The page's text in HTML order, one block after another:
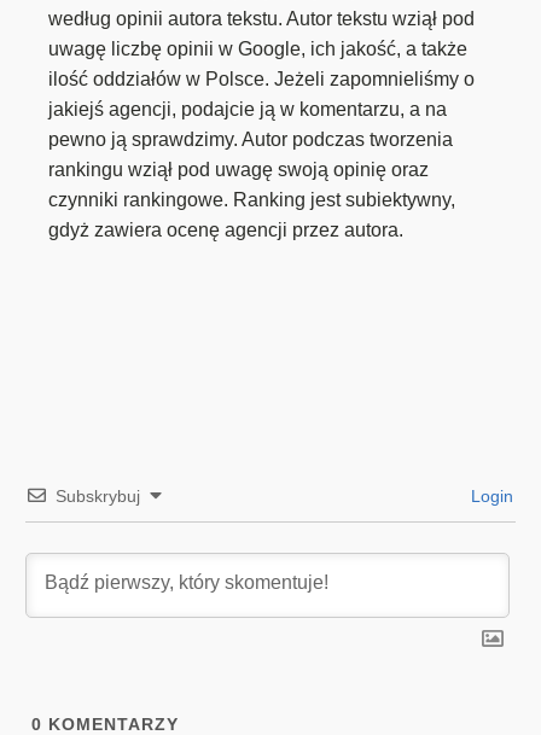
według opinii autora tekstu. Autor tekstu wziął pod
uwagę liczbę opinii w Google, ich jakość, a także
ilość oddziałów w Polsce. Jeżeli zapomnieliśmy o
jakiejś agencji, podajcie ją w komentarzu, a na
pewno ją sprawdzimy. Autor podczas tworzenia
rankingu wziął pod uwagę swoją opinię oraz
czynniki rankingowe. Ranking jest subiektywny,
gdyż zawiera ocenę agencji przez autora.
Subskrybuj Login
0 KOMENTARZY